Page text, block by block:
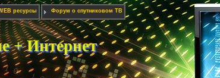
ресурсы Форум о спутниковом ТВ
+ Интернет